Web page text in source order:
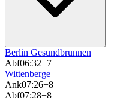
Berlin Gesundbrunnen
Abf06:32+7
Wittenberge
Ank07:26+8
Abf07:28+8